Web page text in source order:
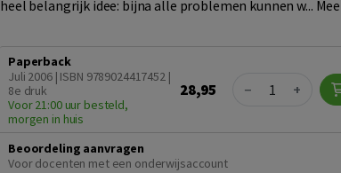
heel belangrijk idee: bijna alle problemen kunnen w...
Paperback
Juli 2006 | ISBN 9789024417452 |
8e druk
Voor 21:00 uur besteld,
morgen in huis
28,95 Quantity
− +
Beoordeling aanvragen
Voor docenten met een onderwijsaccount